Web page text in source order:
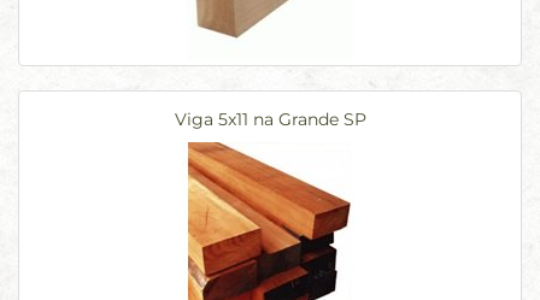
Viga 5x11 na Grande SP